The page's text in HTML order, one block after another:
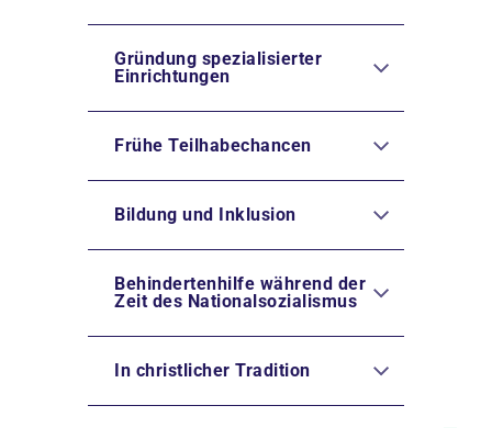
Gründung spezialisierter
Einrichtungen
Frühe Teilhabechancen
Bildung und Inklusion
Behindertenhilfe während der
Zeit des Nationalsozialismus
In christlicher Tradition